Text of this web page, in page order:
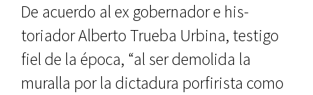
De acuerdo al ex gobernador e his­
toriador Alberto Trueba Urbina, tes­tigo
fiel de la época, “al ser demolida la
muralla por la dictadura porfirista como